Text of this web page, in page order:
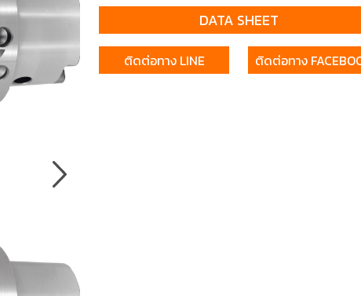
ประเภท
1 Mono machining / เครื่องมือใช้
งานกับเครื่องจักรและเครื่องCNC
2 Modular machining / ชุด
เครื่องมือใช้งานกับเครื่องจักรและ
เครื่องCNC
3
อุป
9 Workstations and Storage /
โต๊ะและตู้เก็บเครื่องมือ
DATA SHEET
ติดต่อทาง LINE ติดต่อทาง